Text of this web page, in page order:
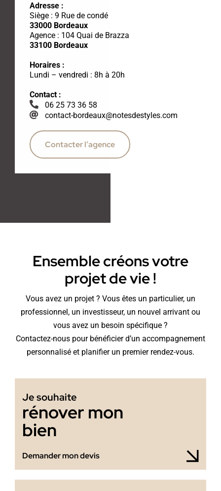
Adresse :
Siège : 9 Rue de condé
33000 Bordeaux
Agence : 104 Quai de Brazza
33100 Bordeaux
Horaires :
Lundi – vendredi : 8h à 20h
Contact :
06 25 73 36 58
contact-bordeaux@notesdestyles.com
Contacter l’agence
Ensemble créons votre
projet de vie !
Vous avez un projet ? Vous êtes un particulier, un
professionnel, un investisseur, un nouvel arrivant ou
vous avez un besoin spécifique ?
Contactez-nous pour bénéficier d’un accompagnement
personnalisé et planifier un premier rendez-vous.
Je souhaite
rénover mon
bien
Demander mon devis